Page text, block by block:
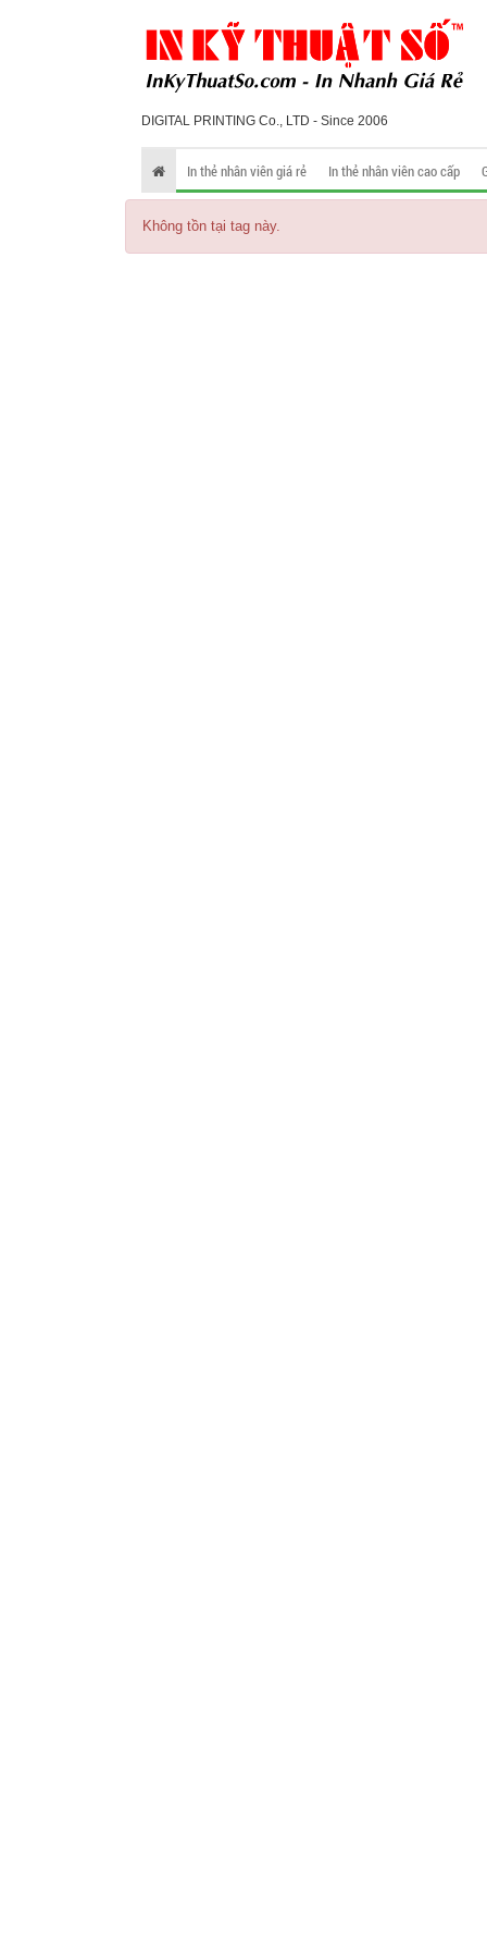
DIGITAL PRINTING Co., LTD - Since 2006
In thẻ nhân viên giá rẻ In thẻ nhân viên cao cấp
Không tồn tại tag này.